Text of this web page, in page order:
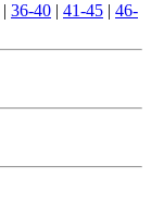
36-40 41-45
46-